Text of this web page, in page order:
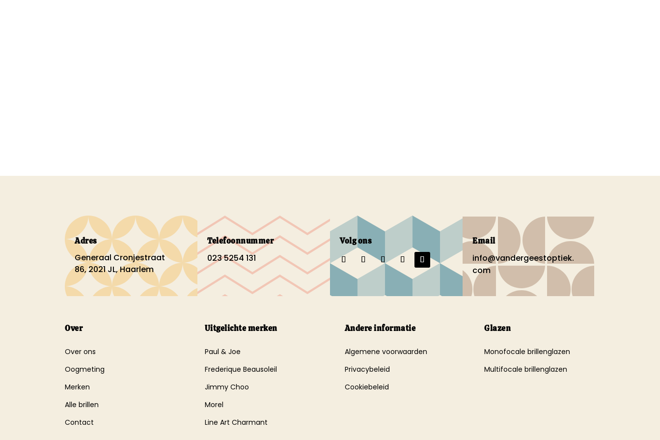
Adres
Generaal Cronjestraat
86, 2021 JL, Haarlem
Telefoonnummer
023 5254 131
Volg ons Email
info@vandergeestoptiek.
com
Over
Over ons
Oogmeting
Merken
Alle brillen
Contact
Uitgelichte merken
Paul & Joe
Frederique Beausoleil
Jimmy Choo
Morel
Line Art Charmant
Andere informatie
Algemene voorwaarden
Privacybeleid
Cookiebeleid
Glazen
Monofocale brillenglazen
Multifocale brillenglazen